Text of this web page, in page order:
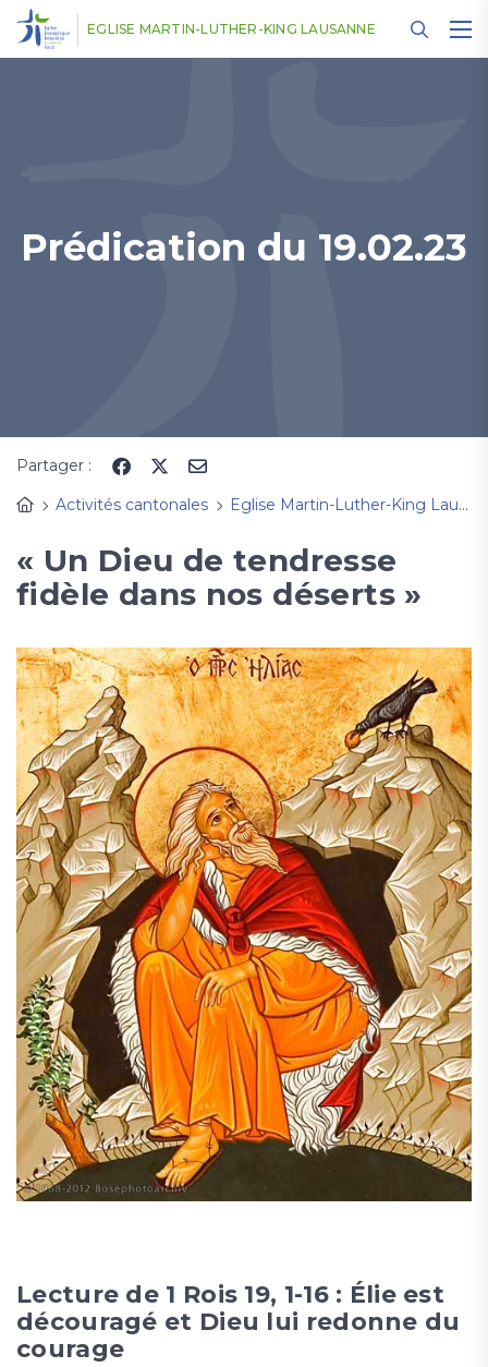
EGLISE MARTIN-LUTHER-KING LAUSANNE
Prédication du 19.02.23
Partager :
Activités cantonales
Eglise Martin-Luther-King Lausanne
« Un Dieu de tendresse
fidèle dans nos déserts »
Lecture de 1 Rois 19, 1-16 : Élie est
découragé et Dieu lui redonne du
courage
Panneau de gestion des cookies